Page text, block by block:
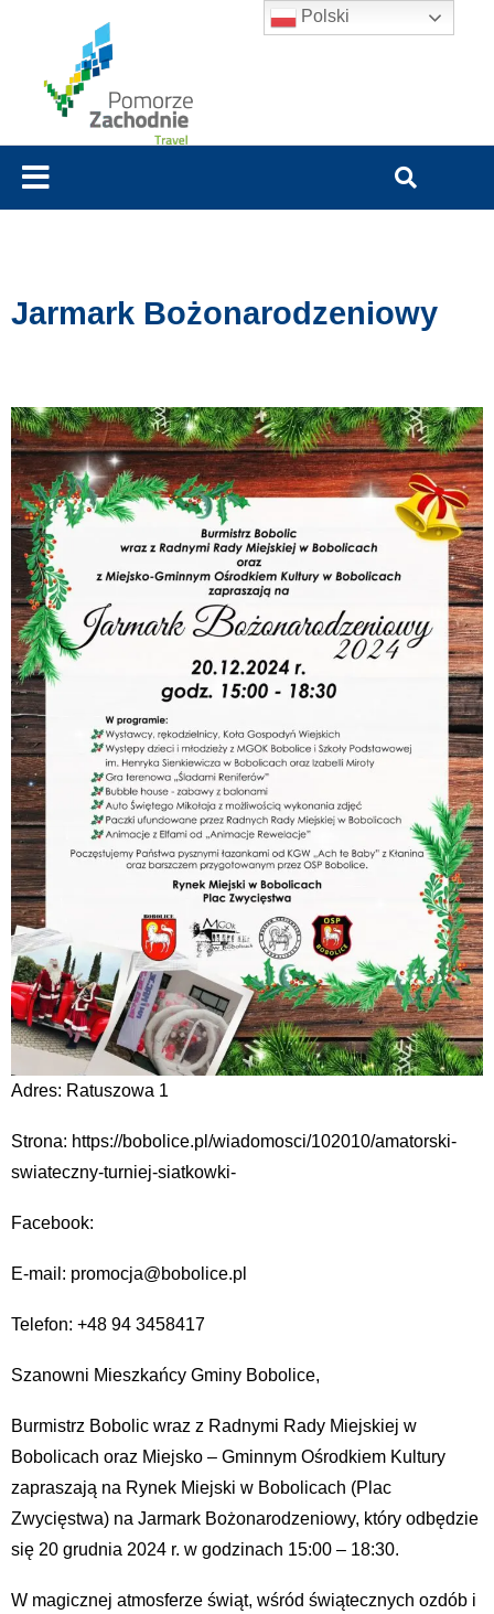
Jarmark Bożonarodzeniowy
Adres: Ratuszowa 1
Strona: https://bobolice.pl/wiadomosci/102010/amatorski-
swiateczny-turniej-siatkowki-
Facebook:
E-mail: promocja@bobolice.pl
Telefon: +48 94 3458417
Szanowni Mieszkańcy Gminy Bobolice,
Burmistrz Bobolic wraz z Radnymi Rady Miejskiej w
Bobolicach oraz Miejsko – Gminnym Ośrodkiem Kultury
zapraszają na Rynek Miejski w Bobolicach (Plac
Zwycięstwa) na Jarmark Bożonarodzeniowy, który odbędzie
się 20 grudnia 2024 r. w godzinach 15:00 – 18:30.
W magicznej atmosferze świąt, wśród świątecznych ozdób i
Polski